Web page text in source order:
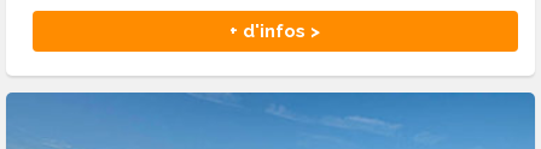
+ d'infos >